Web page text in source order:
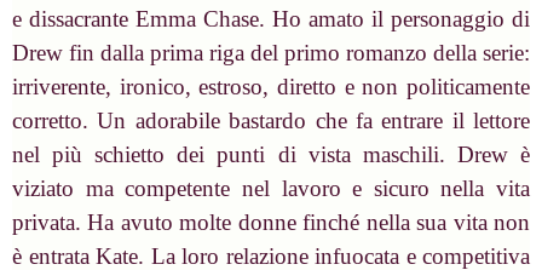
e dissacrante Emma Chase. Ho amato il personaggio di
Drew fin dalla prima riga del primo romanzo della serie:
irriverente, ironico, estroso, diretto e non politicamente
corretto. Un adorabile bastardo che fa entrare il lettore
nel più schietto dei punti di vista maschili. Drew è
viziato ma competente nel lavoro e sicuro nella vita
privata. Ha avuto molte donne finché nella sua vita non
è entrata Kate. La loro relazione infuocata e competitiva